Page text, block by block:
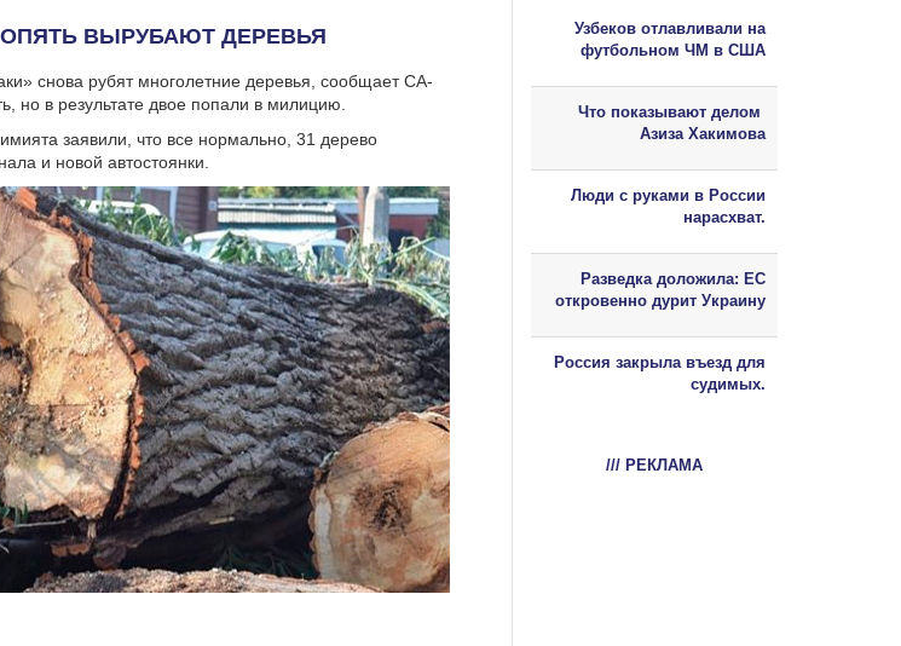
ВЫРУБАЮТ ДЕРЕВЬЯ
снова рубят многолетние деревья, сообщает CA-
но в результате двое попали в милицию.
заявили, что все нормально, 31 дерево
и новой автостоянки.
Узбеков отлавливали на
футбольном ЧМ в США
Что показывают делом
Азиза Хакимова
Люди с руками в России
нарасхват.
Разведка доложила: ЕС
откровенно дурит Украину
Россия закрыла въезд для
судимых.
/// РЕКЛАМА